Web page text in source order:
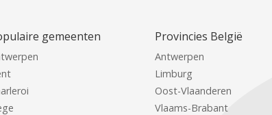
gemeenten Provincies België
Antwerpen
Limburg
Oost-Vlaanderen
Vlaams-Brabant